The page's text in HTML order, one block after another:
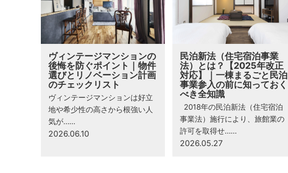
ヴィンテージマンションの
後悔を防ぐポイント｜物件
選びとリノベーション計画
のチェックリスト
ヴィンテージマンションは好立
地や希少性の高さから根強い人
気が……
2026.06.10
民泊新法（住宅宿泊事業
法）とは？【2025年改正
対応】｜一棟まるごと民泊
事業参入の前に知っておく
べき全知識
2018年の民泊新法（住宅宿泊
事業法）施行により、旅館業の
許可を取得せ……
2026.05.27